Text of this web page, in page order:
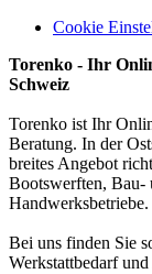
Cookie
Torenko - Ihr
Schweiz
Torenko ist Ihr
Beratung. In der
breites Angebot
Bootswerften, Bau-
Handwerksbetriebe.
Bei uns finden Sie
Werkstattbedarf